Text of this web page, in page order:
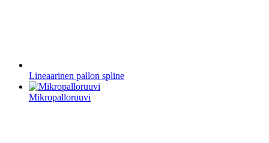
Lineaarinen pallon spline
Mikropalloruuvi